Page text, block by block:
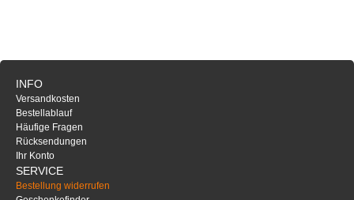
INFO
Versandkosten
Bestellablauf
Häufige Fragen
Rücksendungen
Ihr Konto
SERVICE
Bestellung widerrufen